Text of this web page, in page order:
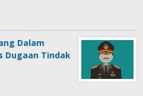
Dalam
Dugaan Tindak